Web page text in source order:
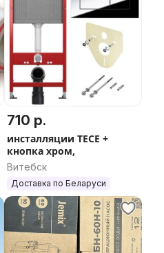
710 р.
инсталляции TECE +
кнопка хром,
Витебск
Доставка по Беларуси